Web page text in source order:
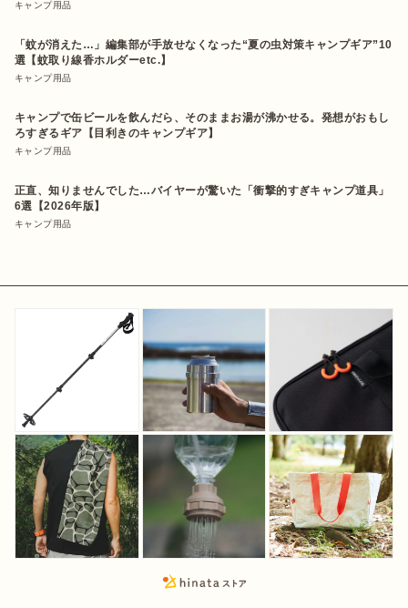
キャンプ用品
「蚊が消えた…」編集部が手放せなくなった“夏の虫対策キャンプギア”10
選【蚊取り線香ホルダーetc.】
キャンプ用品
キャンプで缶ビールを飲んだら、そのままお湯が沸かせる。発想がおもし
ろすぎるギア【目利きのキャンプギア】
キャンプ用品
正直、知りませんでした…バイヤーが驚いた「衝撃的すぎキャンプ道具」
6選【2026年版】
キャンプ用品